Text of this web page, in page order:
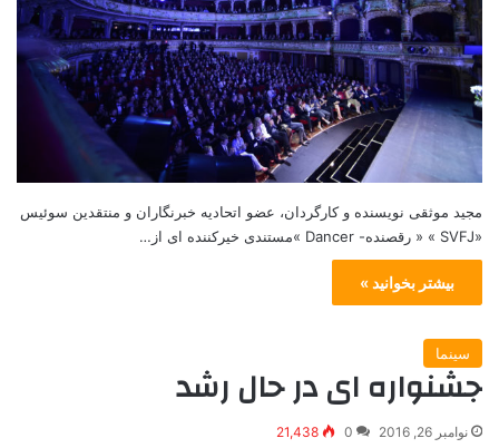
مجید موثقی نویسنده و کارگردان، عضو اتحادیه خبرنگاران و منتقدین سوئیس
«SVFJ » « رقصنده- Dancer »مستندی خيركننده ای از…
بیشتر بخوانید »
سینما
جشنواره ای در حال رشد
نوامبر 26, 2016 0
21,438